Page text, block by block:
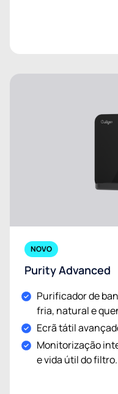
NOVO
Purity Advanced
Purificador de
fria, natural e
Ecrã tátil
Monitorização
e vida útil do filtro.